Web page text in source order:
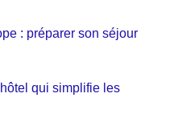
: préparer son séjour
qui simplifie les